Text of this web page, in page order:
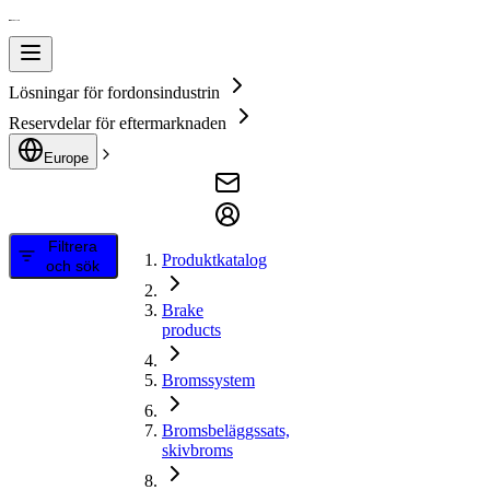
Lösningar för fordonsindustrin
Reservdelar för eftermarknaden
Europe
Filtrera
och sök
Produktkatalog
Brake
products
Bromssystem
Bromsbeläggssats,
skivbroms